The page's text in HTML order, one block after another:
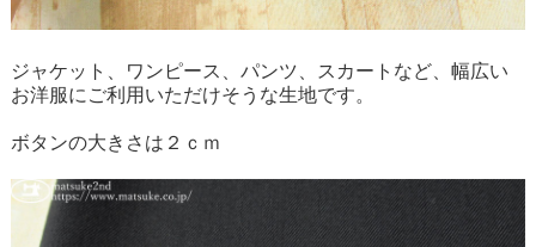
ジャケット、ワンピース、パンツ、スカートなど、幅広い
お洋服にご利用いただけそうな生地です。
ボタンの大きさは２ｃｍ